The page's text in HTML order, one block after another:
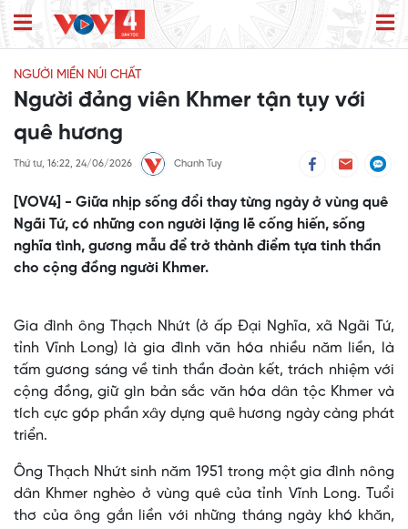
NGƯỜI MIỀN NÚI CHẤT
Người đảng viên Khmer tận tụy với
quê hương
Thứ tư, 16:22, 24/06/2026 Chanh Tuy
[VOV4] - Giữa nhịp sống đổi thay từng ngày ở vùng quê
Ngãi Tứ, có những con người lặng lẽ cống hiến, sống
nghĩa tình, gương mẫu để trở thành điểm tựa tinh thần
cho cộng đồng người Khmer.
Gia đình ông Thạch Nhứt (ở ấp Đại Nghĩa, xã Ngãi Tứ,
tỉnh Vĩnh Long) là gia đình văn hóa nhiều năm liền, là
tấm gương sáng về tinh thần đoàn kết, trách nhiệm với
cộng đồng, giữ gìn bản sắc văn hóa dân tộc Khmer và
tích cực góp phần xây dựng quê hương ngày càng phát
triển.
Ông Thạch Nhứt sinh năm 1951 trong một gia đình nông
dân Khmer nghèo ở vùng quê của tỉnh Vĩnh Long. Tuổi
thơ của ông gắn liền với những tháng ngày khó khăn,